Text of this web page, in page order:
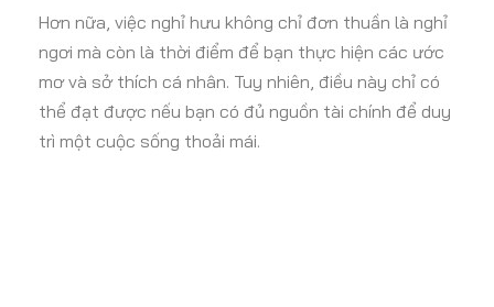
Hơn nữa, việc nghỉ hưu không chỉ đơn thuần là nghỉ
ngơi mà còn là thời điểm để bạn thực hiện các ước
mơ và sở thích cá nhân. Tuy nhiên, điều này chỉ có
thể đạt được nếu bạn có đủ nguồn tài chính để duy
trì một cuộc sống thoải mái.